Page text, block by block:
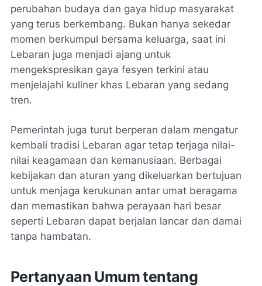
perubahan budaya dan gaya hidup masyarakat
yang terus berkembang. Bukan hanya sekedar
momen berkumpul bersama keluarga, saat ini
Lebaran juga menjadi ajang untuk
mengekspresikan gaya fesyen terkini atau
menjelajahi kuliner khas Lebaran yang sedang
tren.
Pemerintah juga turut berperan dalam mengatur
kembali tradisi Lebaran agar tetap terjaga nilai-
nilai keagamaan dan kemanusiaan. Berbagai
kebijakan dan aturan yang dikeluarkan bertujuan
untuk menjaga kerukunan antar umat beragama
dan memastikan bahwa perayaan hari besar
seperti Lebaran dapat berjalan lancar dan damai
tanpa hambatan.
Pertanyaan Umum tentang